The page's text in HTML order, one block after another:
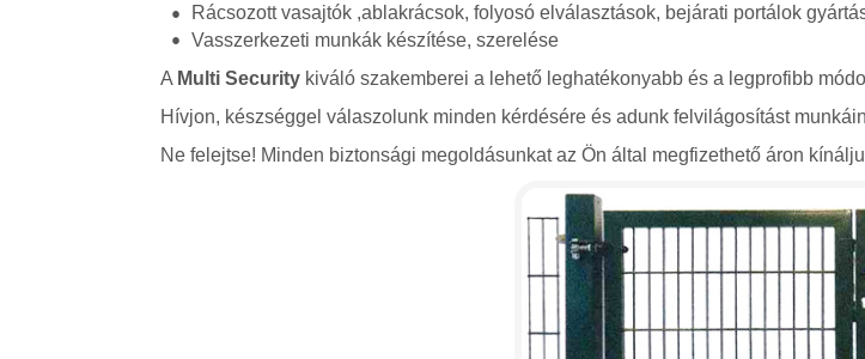
Rácsozott vasajtók ,ablakrácsok, folyosó elválasztások, bejárati portálok
Vasszerkezeti munkák készítése, szerelése
A Multi Security kiváló szakemberei a lehető leghatékonyabb és a legprofibb
Hívjon, készséggel válaszolunk minden kérdésére és adunk felvilágosítást
Ne felejtse! Minden biztonsági megoldásunkat az Ön által megfizethető áron